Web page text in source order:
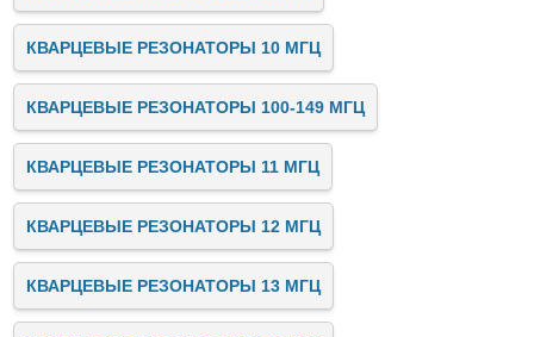
КВАРЦЕВЫЕ РЕЗОНАТОРЫ 10 МГЦ
КВАРЦЕВЫЕ РЕЗОНАТОРЫ 100-149 МГЦ
КВАРЦЕВЫЕ РЕЗОНАТОРЫ 11 МГЦ
КВАРЦЕВЫЕ РЕЗОНАТОРЫ 12 МГЦ
КВАРЦЕВЫЕ РЕЗОНАТОРЫ 13 МГЦ